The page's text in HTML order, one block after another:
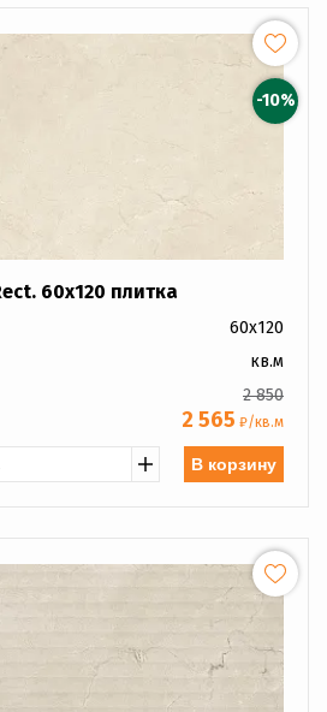
-10%
60x120 плитка
60x120
кв.м
2 850
2 565 ₽/кв.м
В корзину